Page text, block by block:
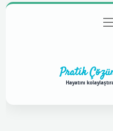
Gizlilik
aç
Pratik
Hayatını